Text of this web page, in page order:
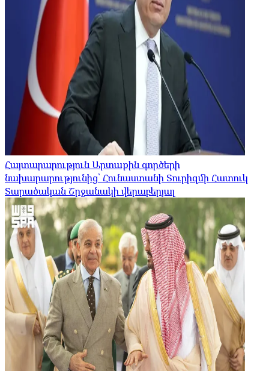
Հայտարարություն Արտաքին գործերի
նախարարությունից՝ Հունաստանի Տուրիզմի Հատուկ
Տարածական Շրջանակի վերաբերյալ